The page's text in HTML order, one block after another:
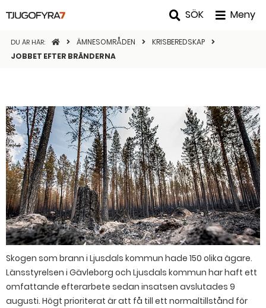
SÖK Meny
DU ÄR HÄR: STARTSIDANÄMNESOMRÅDEN
KRISBEREDSKAP
JOBBET EFTER BRÄNDERNA
Skogen som brann i Ljusdals kommun hade 150 olika ägare.
Länsstyrelsen i Gävleborg och Ljusdals kommun har haft ett
omfattande efterarbete sedan insatsen avslutades 9
augusti. Högt prioriterat är att få till ett normaltillstånd för